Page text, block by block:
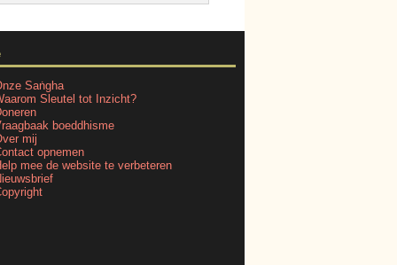
Saṅgha
Sleutel tot Inzicht?
boeddhisme
mij
opnemen
mee de website te verbeteren